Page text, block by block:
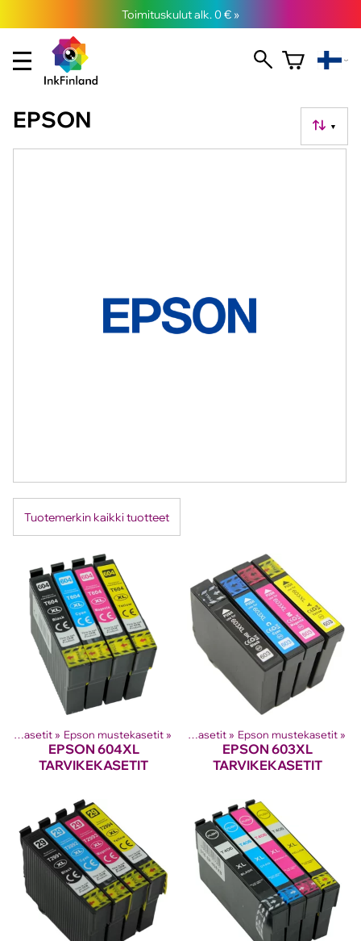
Toimituskulut alk. 0 € »
▼
EPSON
Tuotemerkin kaikki tuotteet
Mustesuihkutulostinten kasetit ‪» Epson mustekasetit ‪»
EPSON 604XL
TARVIKEKASETIT
Tuotteet ‪» Mustesuihkutulostinten kasetit ‪» Epson mustekasetit ‪»
EPSON 603XL
TARVIKEKASETIT